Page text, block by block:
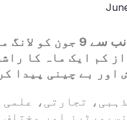
آزاد کشمیر میں عوامی جوائنٹ ایکشن کمیٹی کی
کم ایک ماہ کا
اور بے چینی پیدا
تجارتی، علمی
اور مختلف